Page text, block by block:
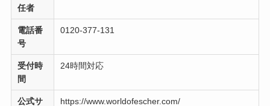
任者
電話番
号
0120-377-131
受付時
間
24時間対応
公式サ
https://www.worldofescher.com/